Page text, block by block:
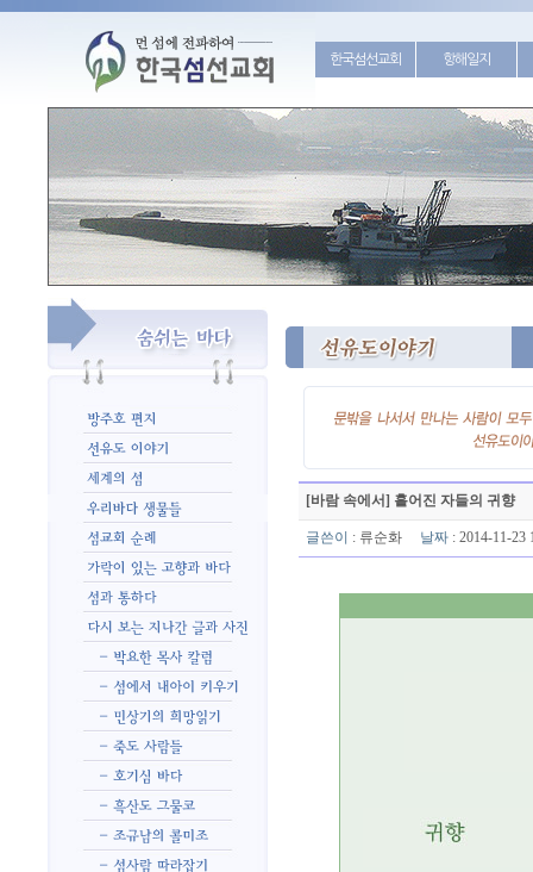
한국섬선교회 항해일지
[바람 속에서] 흩어진 자들의 귀향
글쓴이 : 류순화 날짜: 2014-11-